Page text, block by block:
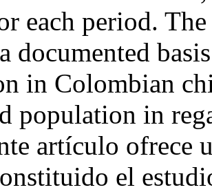
each period.
documented
in Colombian
population in
artículo ofrece
el